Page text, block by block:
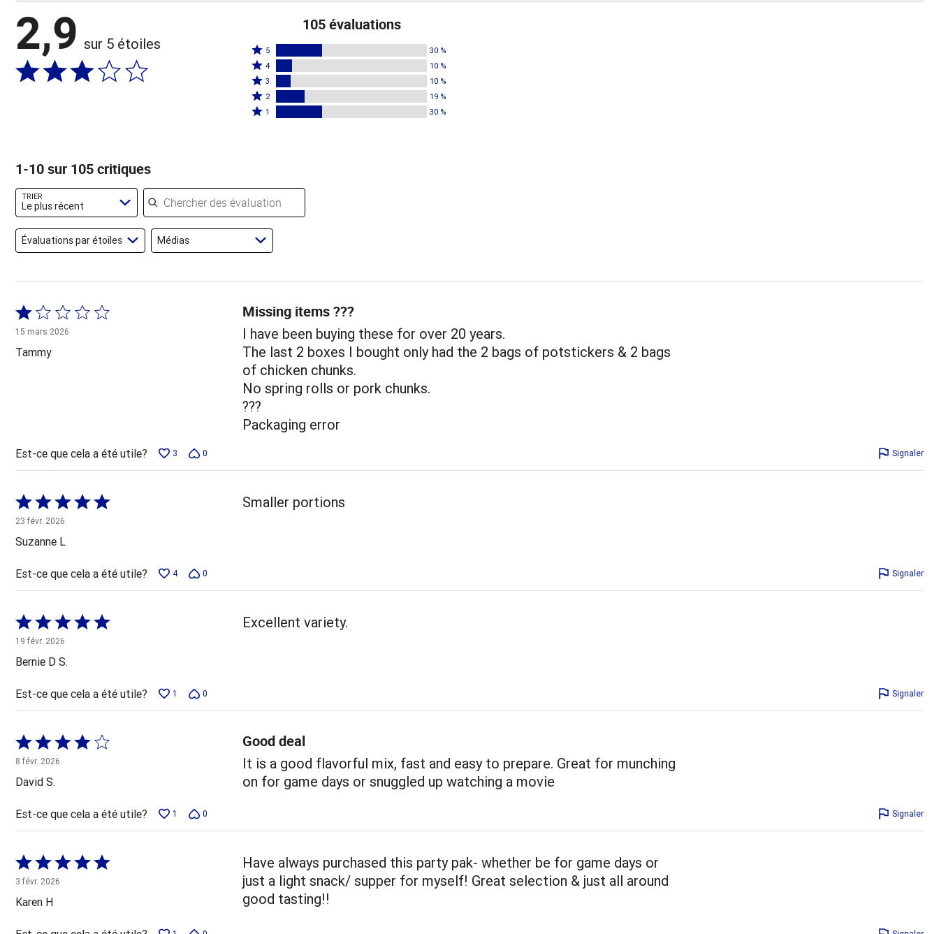
2,9 sur 5 étoiles
105 évaluations
Coté
5
étoiles
par
30 %
5 30 %
Coté
4
étoiles
par
4 10 %
Coté
3
étoiles
3 10 %
Coté
2
évaluateurs
2 19 %
Coté1 30 %
1-10 sur 105 critiques
TRIER
Le plus récent
Chercher des évaluations
Évaluations par étoiles Médias
Coté
1 sur
5
15 mars 2026
Tammy
Missing items ???
I have been buying these for over 20 years.
The last 2 boxes I bought only had the 2 bags of potstickers & 2 bags
of chicken chunks.
No spring rolls or pork chunks.
???
Packaging error
Est-ce que cela a été utile? 3 0 Signaler
Coté
5 sur
5
23 févr. 2026
Suzanne L
Smaller portions
Est-ce que cela a été utile? 4 0 Signaler
Coté
5 sur
5
19 févr. 2026
Bernie D S.
Excellent variety.
Est-ce que cela a été utile? 1 0 Signaler
Coté
4 sur
5
8 févr. 2026
David S.
Good deal
It is a good flavorful mix, fast and easy to prepare. Great for munching
on for game days or snuggled up watching a movie
Est-ce que cela a été utile? 1 0 Signaler
Coté
5 sur
5
3 févr. 2026
Karen H
Have always purchased this party pak- whether be for game days or
just a light snack/ supper for myself! Great selection & just all around
good tasting!!